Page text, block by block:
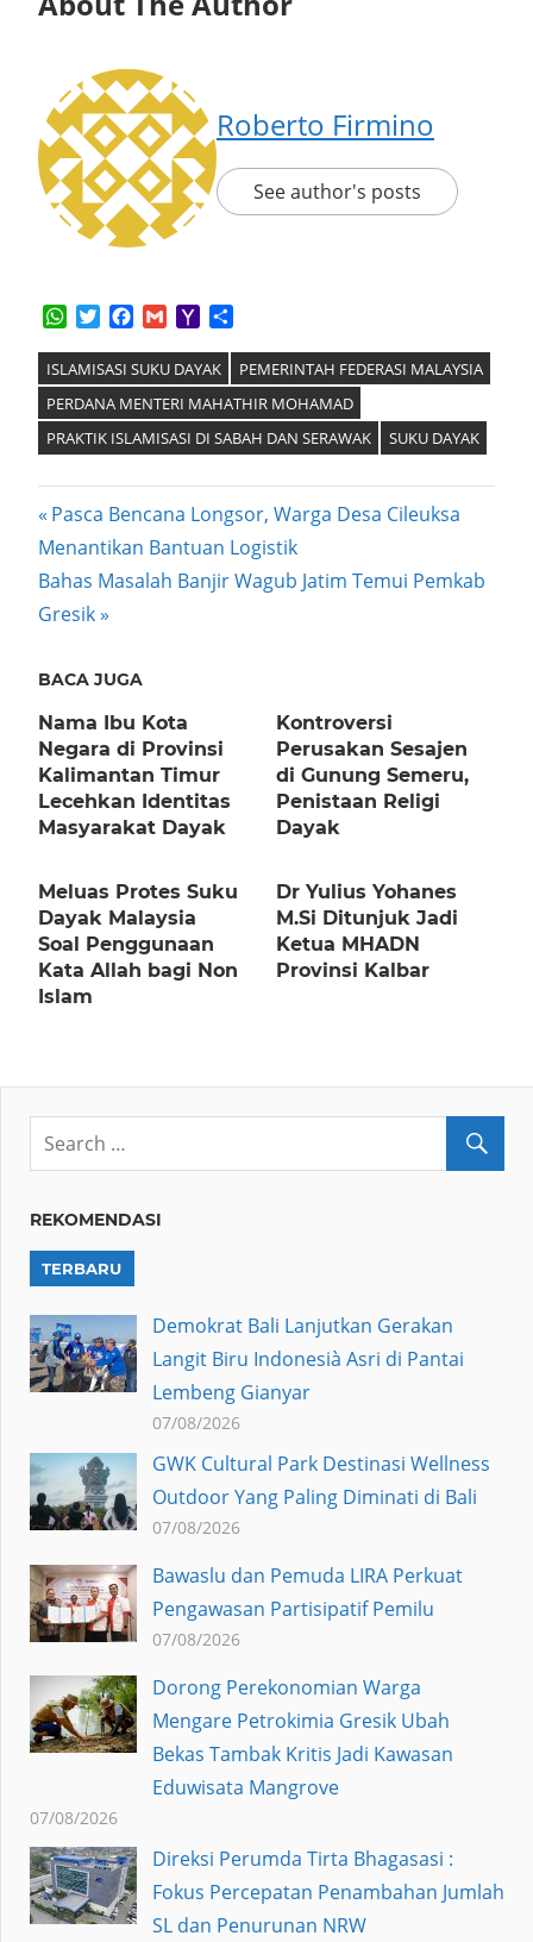
Roberto Firmino
See author's posts
WhatsApp
TwitterFacebook
GmailYahoo
ISLAMISASI SUKU DAYAK
PEMERINTAH FEDERASI MALAYSIA
PERDANA MENTERI MAHATHIR MOHAMAD
PRAKTIK ISLAMISASI DI SABAH DAN SERAWAK
SUKU DAYAK
Post
navigation
Previous
Post:
Pasca Bencana Longsor, Warga Desa Cileuksa
Menantikan Bantuan Logistik
Next
Post:
Bahas Masalah Banjir Wagub Jatim Temui Pemkab
Gresik
BACA JUGA
Nama Ibu Kota
Negara di Provinsi
Kalimantan Timur
Lecehkan Identitas
Masyarakat Dayak
Kontroversi
Perusakan Sesajen
di Gunung Semeru,
Penistaan Religi
Dayak
Meluas Protes Suku
Dayak Malaysia
Soal Penggunaan
Kata Allah bagi Non
Islam
Dr Yulius Yohanes
M.Si Ditunjuk Jadi
Ketua MHADN
Provinsi Kalbar
REKOMENDASI
TERBARU
Demokrat Bali Lanjutkan Gerakan
Langit Biru Indonesià Asri di Pantai
Lembeng Gianyar
07/08/2026
GWK Cultural Park Destinasi Wellness
Outdoor Yang Paling Diminati di Bali
07/08/2026
Bawaslu dan Pemuda LIRA Perkuat
Pengawasan Partisipatif Pemilu
07/08/2026
Dorong Perekonomian Warga
Mengare Petrokimia Gresik Ubah
Bekas Tambak Kritis Jadi Kawasan
Eduwisata Mangrove
07/08/2026
Direksi Perumda Tirta Bhagasasi :
Fokus Percepatan Penambahan Jumlah
SL dan Penurunan NRW